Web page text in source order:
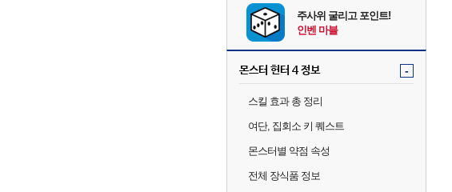
주사위 굴리고 포인트!
인벤 마블
몬스터 헌터 4 정보 -
스킬 효과 총 정리
여단, 집회소 키 퀘스트
몬스터별 약점 속성
전체 장식품 정보